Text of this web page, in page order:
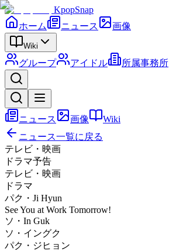
KpopSnap
ホーム
ニュース 画像
Wiki
グループ アイドル 所属事務所
ニュース 画像
Wiki
ニュース一覧に戻る
テレビ・映画
ドラマ予告
テレビ・映画
ドラマ
パク・Ji Hyun
See You at Work Tomorrow!
ソ・In Guk
ソ・イングク
パク・ジヒョン